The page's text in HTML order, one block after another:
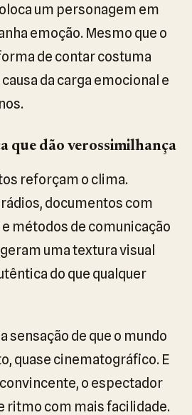
um personagem em
emoção. Mesmo que o
de contar costuma
da carga emocional e
que dão verossimilhança
reforçam o clima.
documentos com
métodos de comunicação
uma textura visual
do que qualquer
sensação de que o mundo
quase cinematográfico. E
o espectador
ritmo com mais facilidade.